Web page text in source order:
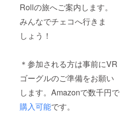
Rollの旅へご案内します。
みんなでチェコへ行きま
しょう！
＊参加される方は事前にVR
ゴーグルのご準備をお願い
します。Amazonで数千円で
購入可能です。